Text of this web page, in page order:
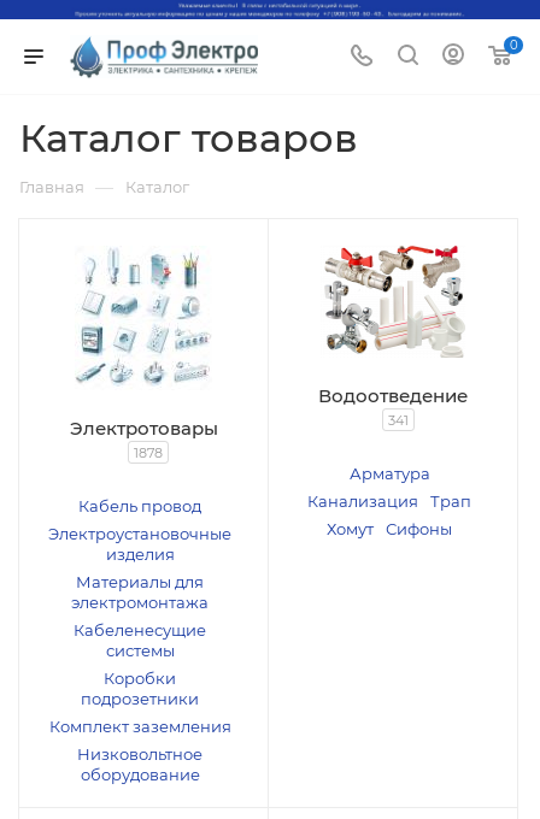
0
Каталог товаров
Главная — Каталог
Электротовары
1878
Кабель провод
Электроустановочные
изделия
Материалы для
электромонтажа
Кабеленесущие
системы
Коробки
подрозетники
Комплект заземления
Низковольтное
оборудование
Водоотведение
341
Арматура
Канализация
Трап
Хомут
Сифоны